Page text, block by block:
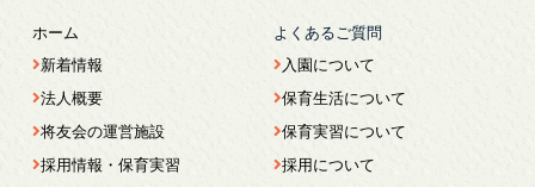
ホーム
新着情報
法人概要
将友会の運営施設
採用情報・保育実習
よくあるご質問
入園について
保育生活について
保育実習について
採用について